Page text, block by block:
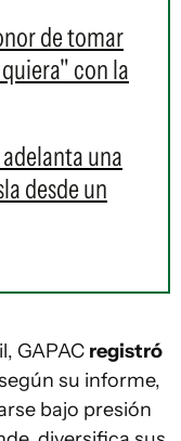
de tomar
con la
una
desde un
GAPAC registró
su informe,
bajo presión